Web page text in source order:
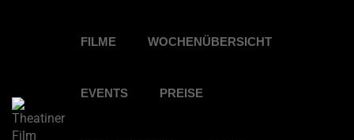
FILME WOCHENÜBERSICHT
EVENTS PREISE